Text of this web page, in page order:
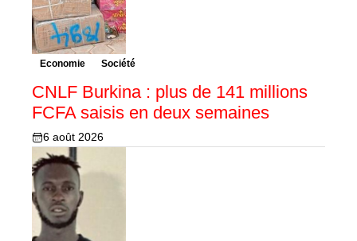
Economie Société
CNLF Burkina : plus de 141 millions
FCFA saisis en deux semaines
6 août 2026